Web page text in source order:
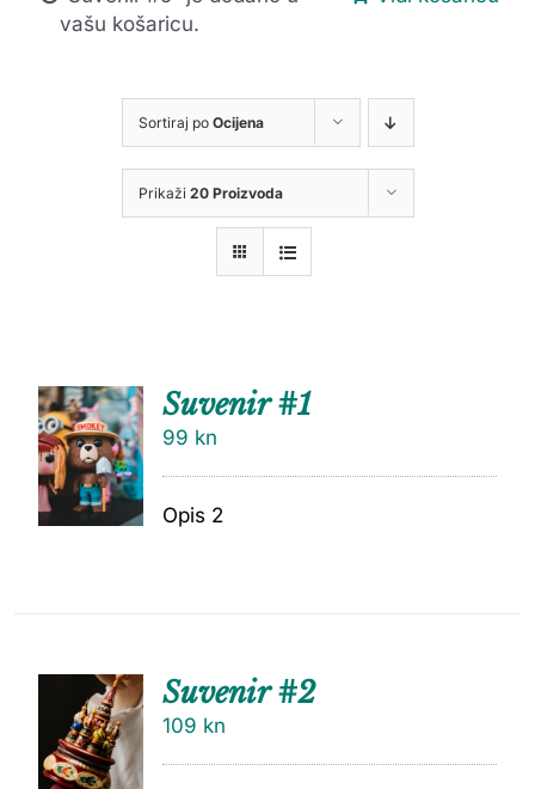
vašu košaricu.
Sortiraj po Ocijena
Prikaži 20 Proizvoda
DODAJ
U
KOŠARI
CU
Suvenir #1
99 kn
Opis 2
DODAJ
U
KOŠARI
CU
Suvenir #2
109 kn